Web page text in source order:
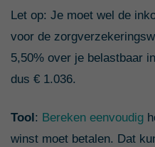
Let op: Je moet wel de
voor de
5,50% over je belastbaar
dus € 1.036.
Tool : Bereken eenvoudig
winst moet betalen. Dat